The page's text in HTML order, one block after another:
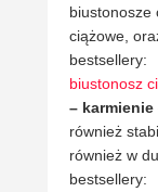
biustonosze
ciążowe,
bestsellery:
biustonosz
– karmienie
również
również w
bestsellery: